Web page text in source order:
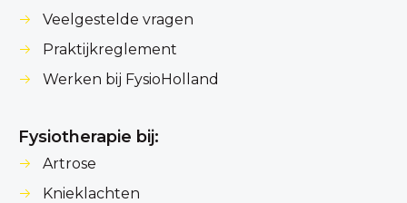
Veelgestelde vragen
Praktijkreglement
Werken bij FysioHolland
Fysiotherapie bij:
Artrose
Knieklachten